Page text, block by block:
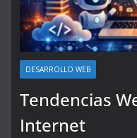
DESARROLLO WEB
Tendencias
Internet